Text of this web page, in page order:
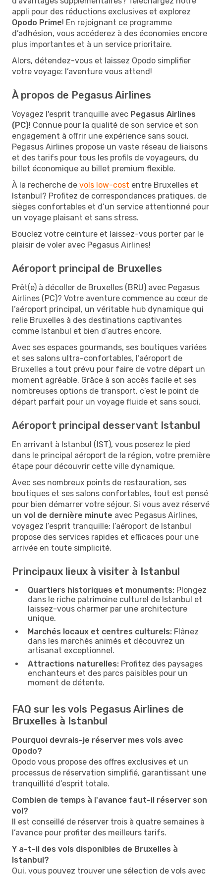
appli pour des réductions exclusives et explorez
Opodo Prime! En rejoignant ce programme
d’adhésion, vous accéderez à des économies encore
plus importantes et à un service prioritaire.
Alors, détendez-vous et laissez Opodo simplifier
votre voyage: l’aventure vous attend!
À propos de Pegasus Airlines
Voyagez l'esprit tranquille avec Pegasus Airlines
(PC)! Connue pour la qualité de son service et son
engagement à offrir une expérience sans souci,
Pegasus Airlines propose un vaste réseau de liaisons
et des tarifs pour tous les profils de voyageurs, du
billet économique au billet premium flexible.
À la recherche de vols low-cost entre Bruxelles et
Istanbul? Profitez de correspondances pratiques, de
sièges confortables et d’un service attentionné pour
un voyage plaisant et sans stress.
Bouclez votre ceinture et laissez-vous porter par le
plaisir de voler avec Pegasus Airlines!
Aéroport principal de Bruxelles
Prêt(e) à décoller de Bruxelles (BRU) avec Pegasus
Airlines (PC)? Votre aventure commence au cœur de
l’aéroport principal, un véritable hub dynamique qui
relie Bruxelles à des destinations captivantes
comme Istanbul et bien d’autres encore.
Avec ses espaces gourmands, ses boutiques variées
et ses salons ultra-confortables, l’aéroport de
Bruxelles a tout prévu pour faire de votre départ un
moment agréable. Grâce à son accès facile et ses
nombreuses options de transport, c’est le point de
départ parfait pour un voyage fluide et sans souci.
Aéroport principal desservant Istanbul
En arrivant à Istanbul (IST), vous poserez le pied
dans le principal aéroport de la région, votre première
étape pour découvrir cette ville dynamique.
Avec ses nombreux points de restauration, ses
boutiques et ses salons confortables, tout est pensé
pour bien démarrer votre séjour. Si vous avez réservé
un vol de dernière minute avec Pegasus Airlines,
voyagez l’esprit tranquille: l’aéroport de Istanbul
propose des services rapides et efficaces pour une
arrivée en toute simplicité.
Principaux lieux à visiter à Istanbul
Quartiers historiques et monuments: Plongez
dans le riche patrimoine culturel de Istanbul et
laissez-vous charmer par une architecture
unique.
Marchés locaux et centres culturels: Flânez
dans les marchés animés et découvrez un
artisanat exceptionnel.
Attractions naturelles: Profitez des paysages
enchanteurs et des parcs paisibles pour un
moment de détente.
FAQ sur les vols Pegasus Airlines de
Bruxelles à Istanbul
Pourquoi devrais-je réserver mes vols avec
Opodo?
Opodo vous propose des offres exclusives et un
processus de réservation simplifié, garantissant une
tranquillité d’esprit totale.
Combien de temps à l'avance faut-il réserver son
vol?
Il est conseillé de réserver trois à quatre semaines à
l’avance pour profiter des meilleurs tarifs.
Y a-t-il des vols disponibles de Bruxelles à
Istanbul?
Oui, vous pouvez trouver une sélection de vols avec